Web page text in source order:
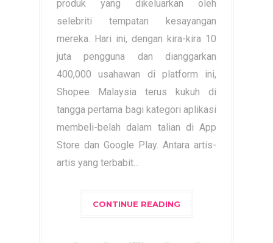
produk yang dikeluarkan oleh
selebriti tempatan kesayangan
mereka. Hari ini, dengan kira-kira 10
juta pengguna dan dianggarkan
400,000 usahawan di platform ini,
Shopee Malaysia terus kukuh di
tangga pertama bagi kategori aplikasi
membeli-belah dalam talian di App
Store dan Google Play. Antara artis-
artis yang terbabit...
CONTINUE READING